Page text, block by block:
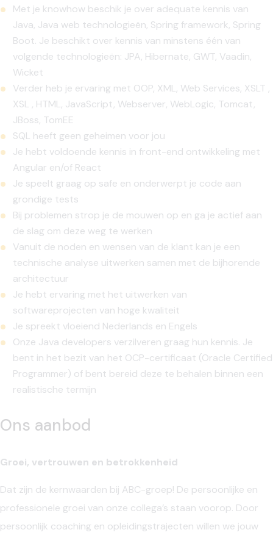
Met je knowhow beschik je over adequate kennis van
Java, Java web technologieën, Spring framework, Spring
Boot. Je beschikt over kennis van minstens één van
volgende technologieën: JPA, Hibernate, GWT, Vaadin,
Wicket
Verder heb je ervaring met OOP, XML, Web Services, XSLT ,
XSL , HTML, JavaScript, Webserver, WebLogic, Tomcat,
JBoss, TomEE
SQL heeft geen geheimen voor jou
Je hebt voldoende kennis in front-end ontwikkeling met
Angular en/of React
Je speelt graag op safe en onderwerpt je code aan
grondige tests
Bij problemen strop je de mouwen op en ga je actief aan
de slag om deze weg te werken
Vanuit de noden en wensen van de klant kan je een
technische analyse uitwerken samen met de bijhorende
architectuur
Je hebt ervaring met het uitwerken van
softwareprojecten van hoge kwaliteit
Je spreekt vloeiend Nederlands en Engels
Onze Java developers verzilveren graag hun kennis. Je
bent in het bezit van het OCP-certificaat (Oracle Certified
Programmer) of bent bereid deze te behalen binnen een
realistische termijn
Ons aanbod
Groei, vertrouwen en betrokkenheid
Dat zijn de kernwaarden bij ABC-groep! De persoonlijke en
professionele groei van onze collega’s staan voorop. Door
persoonlijk coaching en opleidingstrajecten willen we jouw